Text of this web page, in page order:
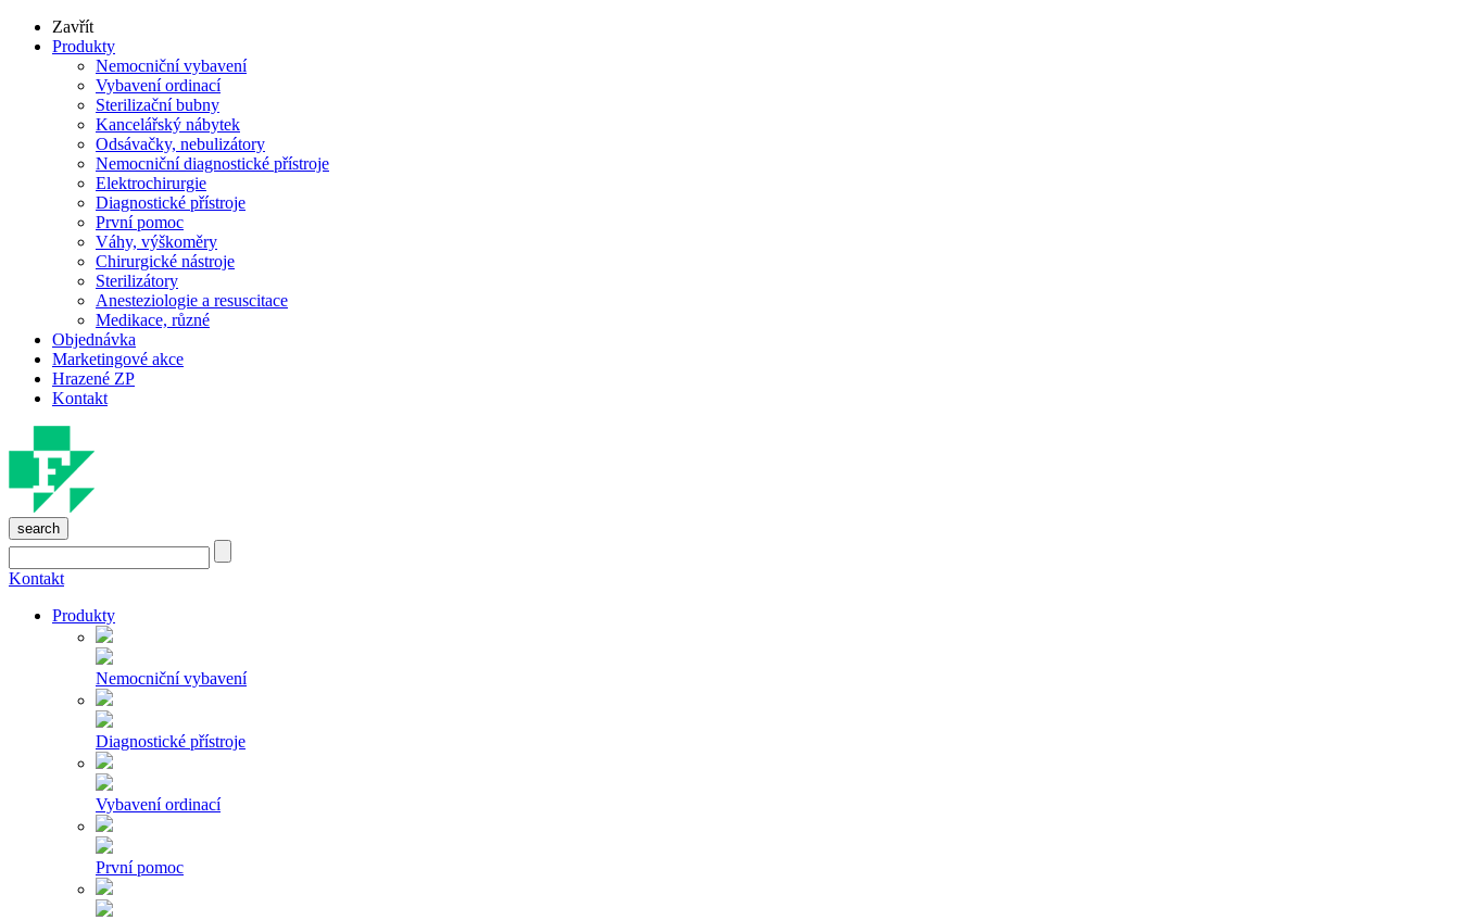
Zavřít
Produkty
Nemocniční vybavení
Vybavení ordinací
Sterilizační bubny
Kancelářský nábytek
Odsávačky, nebulizátory
Nemocniční diagnostické přístroje
Elektrochirurgie
Diagnostické přístroje
První pomoc
Váhy, výškoměry
Chirurgické nástroje
Sterilizátory
Anesteziologie a resuscitace
Medikace, různé
Objednávka
Marketingové akce
Hrazené ZP
Kontakt
search
Kontakt
Produkty
Nemocniční vybavení
Diagnostické přístroje
Vybavení ordinací
První pomoc